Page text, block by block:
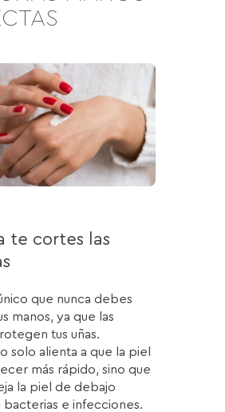
te cortes las
que nunca debes
manos, ya que las
tus uñas.
solo alienta a que la piel
más rápido, sino que
la piel de debajo
bacterias e infecciones.